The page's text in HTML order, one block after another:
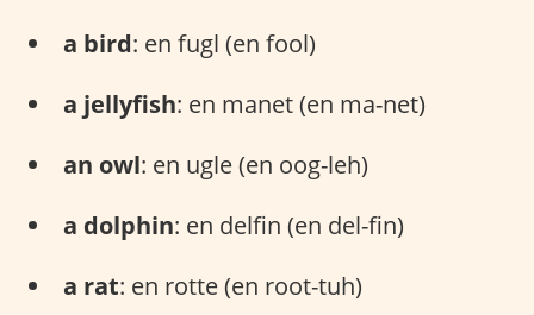
a bird: en fugl (en fool)
a jellyfish: en manet (en ma-net)
an owl: en ugle (en oog-leh)
a dolphin: en delfin (en del-fin)
a rat: en rotte (en root-tuh)